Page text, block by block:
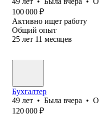
100 000 ₽
Активно ищет работу
Общий опыт
25 лет 11 месяцев
Бухгалтер
49 лет • Была вчера •
120 000 ₽